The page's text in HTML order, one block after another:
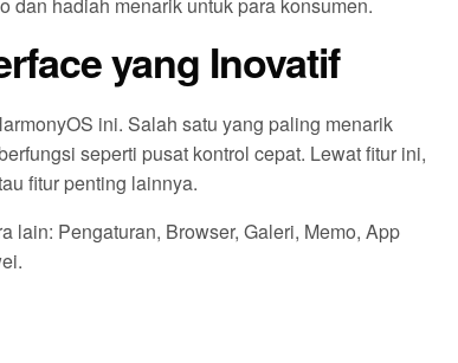
yang Inovatif
ini. Salah satu yang paling menarik
seperti pusat kontrol cepat. Lewat fitur ini,
fitur penting lainnya.
lain: Pengaturan, Browser, Galeri, Memo, App